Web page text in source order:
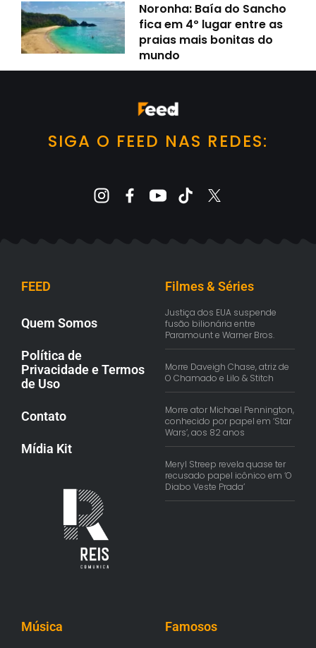
Noronha: Baía do Sancho
fica em 4º lugar entre as
praias mais bonitas do
mundo
SIGA O FEED NAS REDES:
FEED
Quem Somos
Política de
Privacidade e Termos
de Uso
Contato
Mídia Kit
Filmes & Séries
Justiça dos EUA suspende
fusão bilionária entre
Paramount e Warner Bros.
Morre Daveigh Chase, atriz de
O Chamado e Lilo & Stitch
Morre ator Michael Pennington,
conhecido por papel em ‘Star
Wars’, aos 82 anos
Meryl Streep revela quase ter
recusado papel icônico em ‘O
Diabo Veste Prada’
Música Famosos